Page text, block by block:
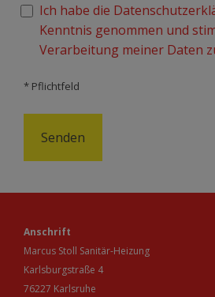
Ich habe die
Kenntnis genommen und
Verarbeitung meiner Daten
* Pflichtfeld
Anschrift
Marcus Stoll Sanitär-Heizung
Karlsburgstraße 4
76227 Karlsruhe